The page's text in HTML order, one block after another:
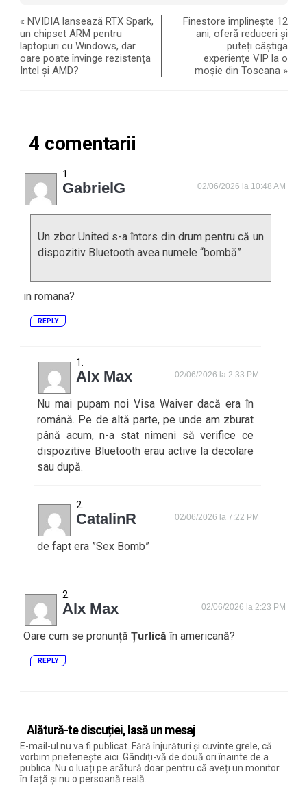
«NVIDIA lansează RTX Spark,
un chipset ARM pentru
laptopuri cu Windows, dar
oare poate învinge rezistența
Intel și AMD?
Finestore împlinește 12
ani, oferă reduceri și
puteți câștiga
experiențe VIP la o
moșie din Toscana »
4 comentarii
GabrielG 02/06/2026 la 10:48 AM
Un zbor United s-a întors din drum pentru că un
dispozitiv Bluetooth avea numele “bombă”
in romana?
REPLY
Alx Max 02/06/2026 la 2:33 PM
Nu mai pupam noi Visa Waiver dacă era în
română. Pe de altă parte, pe unde am zburat
până acum, n-a stat nimeni să verifice ce
dispozitive Bluetooth erau active la decolare
sau după.
CatalinR 02/06/2026 la 7:22 PM
de fapt era ”Sex Bomb”
Alx Max 02/06/2026 la 2:23 PM
Oare cum se pronunțăȚurlică în americană?
REPLY
Alătură-te discuției, lasă un mesaj
E-mail-ul nu va fi publicat. Fără înjurături și cuvinte grele, că
vorbim prietenește aici. Gândiți-vă de două ori înainte de a
publica. Nu o luați pe arătură doar pentru că aveți un monitor
în față și nu o persoană reală.